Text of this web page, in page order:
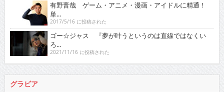
有野晋哉 ゲーム・アニメ・漫画・アイドルに精通！
単...
2017/5/16 に投稿された
ゴー☆ジャス 『夢が叶うというのは直線ではなくい
ろ...
2021/11/16 に投稿された
グラビア